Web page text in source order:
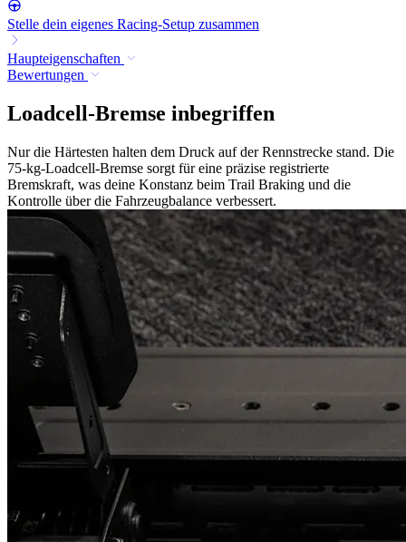
Stelle dein eigenes Racing-Setup zusammen
Haupteigenschaften
Bewertungen
Loadcell-Bremse inbegriffen
Nur die Härtesten halten dem Druck auf der Rennstrecke stand. Die
75-kg-Loadcell-Bremse sorgt für eine präzise registrierte
Bremskraft, was deine Konstanz beim Trail Braking und die
Kontrolle über die Fahrzeugbalance verbessert.